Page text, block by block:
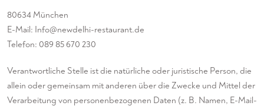
80634 München
E-Mail: Info@newdelhi-restaurant.de
Telefon: 089 85 670 230
Verantwortliche Stelle ist die natürliche oder juristische Person, die
allein oder gemeinsam mit anderen über die Zwecke und Mittel der
Verarbeitung von personenbezogenen Daten (z. B. Namen, E-Mail-